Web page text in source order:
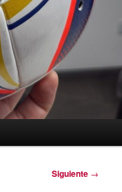
Siguiente →